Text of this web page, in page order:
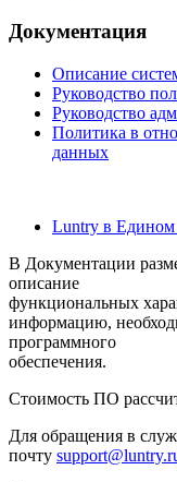
Документация
Описание
Руководство
Руководство
Политика в
данных
Luntry в Едином
В Документации
описание
функциональных
информацию,
программного
обеспечения.
Стоимость ПО
Для обращения в
почту